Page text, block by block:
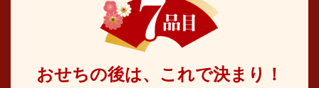
おせちの後は、これで決まり！